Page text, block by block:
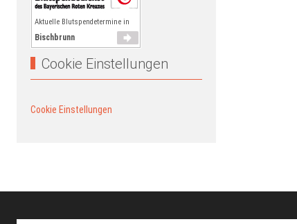
Aktuelle Blutspendetermine in
Bischbrunn
Cookie Einstellungen
Cookie Einstellungen